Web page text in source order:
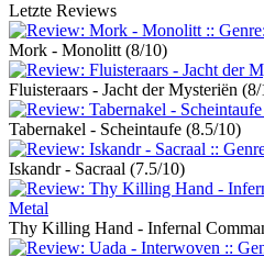
Letzte Reviews
Mork - Monolitt (8/10)
Fluisteraars - Jacht der Mysteriën (8/
Tabernakel - Scheintaufe (8.5/10)
Iskandr - Sacraal (7.5/10)
Thy Killing Hand - Infernal